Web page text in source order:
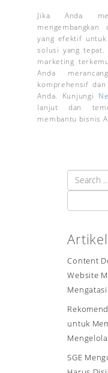
Jika Anda
mengembangkan
yang efektif
solusi yang tepat.
marketing
Anda
komprehensif
Anda. Kunjungi
lanjut dan
membantu bisnis
Content
Website
untuk
SGE